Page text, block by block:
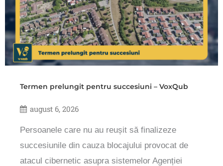
Termen prelungit pentru succesiuni – VoxQub
august 6, 2026
Persoanele care nu au reușit să finalizeze
succesiunile din cauza blocajului provocat de
atacul cibernetic asupra sistemelor Agenției